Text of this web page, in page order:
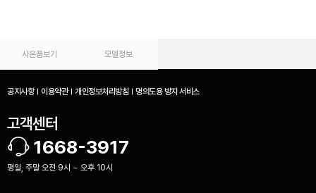
사은품보기 모델정보
공지사항 이용약관 개인정보처리방침 명의도용 방지 서비스
고객센터
1668-3917
평일, 주말 오전 9시 ~ 오후 10시